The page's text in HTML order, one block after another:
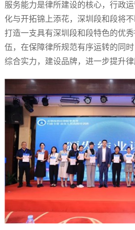
服务能力是律所建设的核心，行政
化与开拓锦上添花，深圳段和段将不
打造一支具有深圳段和段特色的优
伍，在保障律所规范有序运转的同
综合实力，建设品牌，进一步提升律